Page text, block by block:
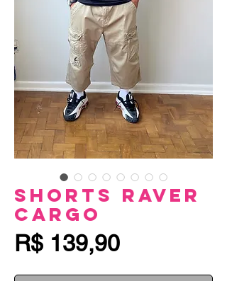
Shorts Raver
Cargo
R$ 139,90Preço